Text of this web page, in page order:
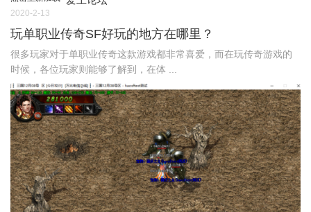
2020-2-13
玩单职业传奇SF好玩的地方在哪里？
很多玩家对于单职业传奇这款游戏都非常喜爱，而在玩传奇游戏的
时候，各位玩家则能够了解到，在体 ...